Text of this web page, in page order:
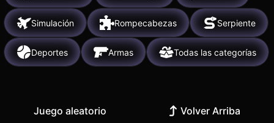
Simulación Rompecabezas Serpiente
Deportes Armas Todas las categorías
Juego aleatorio Volver Arriba